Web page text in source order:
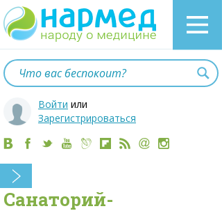
Войти или
Зарегистрироваться
Санаторий-